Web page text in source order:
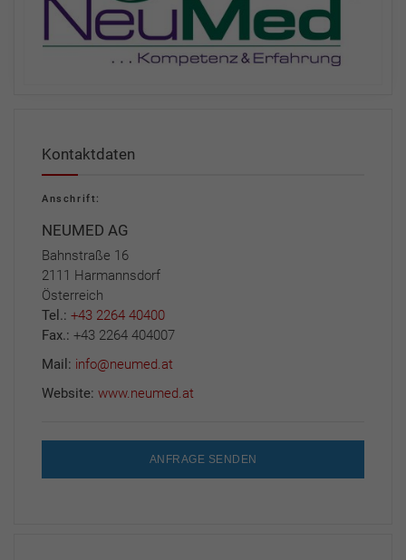
Kontaktdaten
Anschrift:
NEUMED AG
Bahnstraße 16
2111 Harmannsdorf
Österreich
Tel.: +43 2264 40400
Fax.: +43 2264 404007
Mail: info@neumed.at
Website: www.neumed.at
ANFRAGE SENDEN